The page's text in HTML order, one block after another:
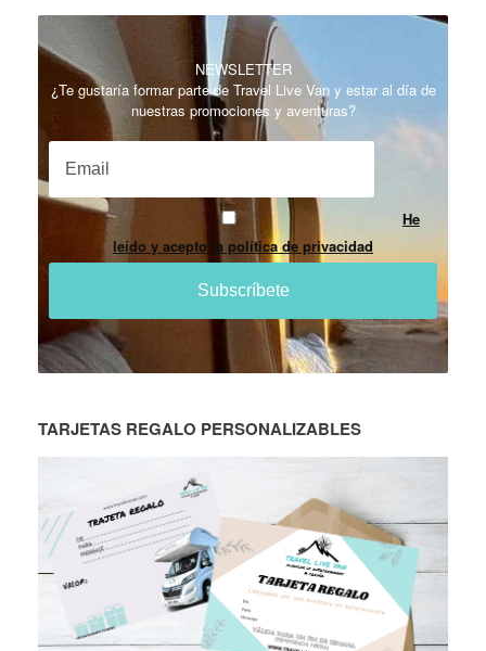
NEWSLETTER
¿Te gustaría formar parte de Travel Live Van y estar al día de
nuestras promociones y aventuras?
He
leído y acepto la política de privacidad
TARJETAS REGALO PERSONALIZABLES